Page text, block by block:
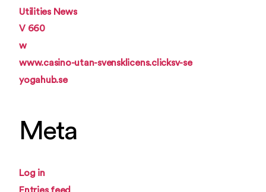
Utilities News
V 660
w
www.casino-utan-svensklicens.clicksv-se
yogahub.se
Meta
Log in
Entries feed